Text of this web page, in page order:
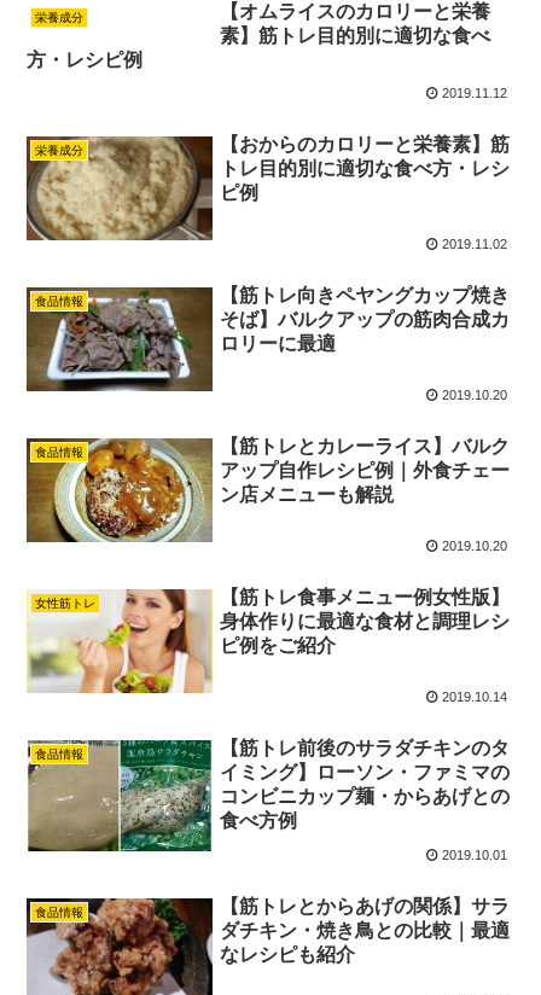
栄養成分
【オムライスのカロリーと栄養
素】筋トレ目的別に適切な食べ
方・レシピ例
2019.11.12
栄養成分
【おからのカロリーと栄養素】筋
トレ目的別に適切な食べ方・レシ
ピ例
2019.11.02
食品情報
【筋トレ向きペヤングカップ焼き
そば】バルクアップの筋肉合成カ
ロリーに最適
2019.10.20
食品情報
【筋トレとカレーライス】バルク
アップ自作レシピ例｜外食チェー
ン店メニューも解説
2019.10.20
女性筋トレ
【筋トレ食事メニュー例女性版】
身体作りに最適な食材と調理レシ
ピ例をご紹介
2019.10.14
食品情報
【筋トレ前後のサラダチキンのタ
イミング】ローソン・ファミマの
コンビニカップ麺・からあげとの
食べ方例
2019.10.01
食品情報
【筋トレとからあげの関係】サラ
ダチキン・焼き鳥との比較｜最適
なレシピも紹介